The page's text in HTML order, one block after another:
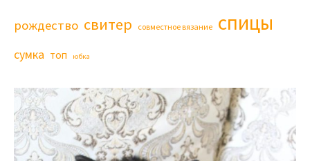
рождество свитер совместное вязание спицы
сумка топ юбка